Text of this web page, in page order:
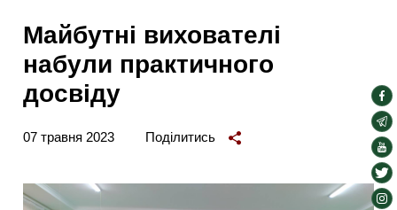
Майбутні вихователі
набули практичного
досвіду
07 травня 2023 Поділитись